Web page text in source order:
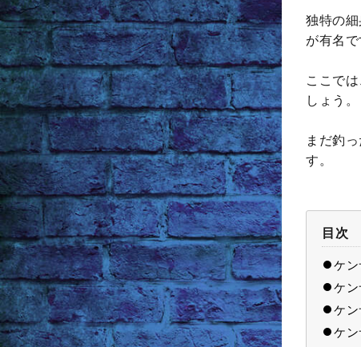
独特の
が有名で
ここで
しょう。
まだ釣
す。
目次
ケン
ケ
ケ
ケ